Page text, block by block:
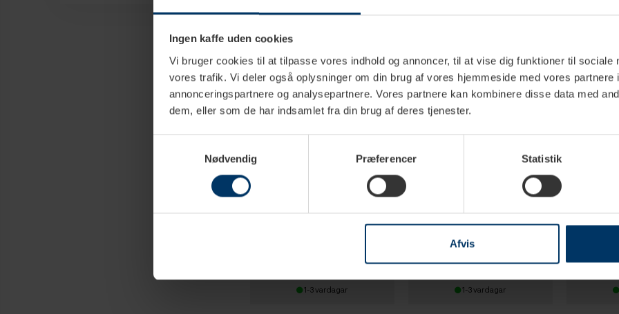
Ingen kaffe uden cookies
Vi bruger cookies til at tilpasse vores indhold og annoncer, til at vise dig funktioner til sociale
vores trafik. Vi deler også oplysninger om din brug af vores hjemmeside med vores partnere
annonceringspartnere og analysepartnere. Vores partnere kan kombinere disse data med
dem, eller som de har indsamlet fra din brug af deres tjenester.
Nødvendig
Præferencer Statistik
Afvis
Rigtig Kaffe Ekologisk Mixpaket
Rigtig Kaffe Mixpaket 2,7 kg Hela
cm
Rigtig Kaffe
1-3 vardagar 1-3 vardagar